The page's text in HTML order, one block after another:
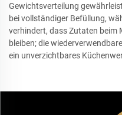
Gewichtsverteilung
bei vollständiger Befüllung,
verhindert, dass Zutaten beim
bleiben; die
ein unverzichtbares